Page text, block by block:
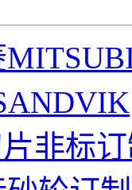
非标